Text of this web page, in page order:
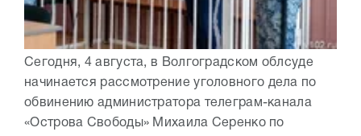
Сегодня, 4 августа, в Волгоградском облсуде
начинается рассмотрение уголовного дела по
обвинению администратора телеграм-канала
«Острова Свободы» Михаила Серенко по